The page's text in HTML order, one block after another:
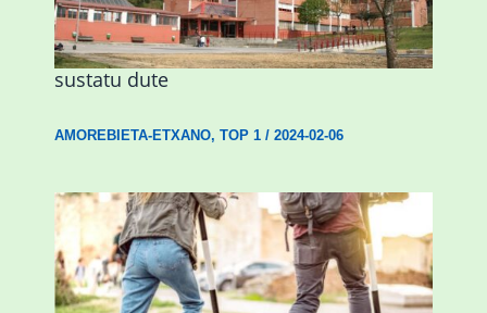
Amorebietak eta Eusko Jaurlaritzak
Urritxen institutu berri bat eraikitzea
sustatu dute
AMOREBIETA-ETXANO, TOP 1/ 2024-02-06